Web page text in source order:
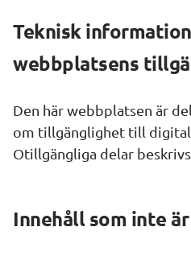
Teknisk
webbplatsens
Den här webbplatsen är
om tillgänglighet till
Otillgängliga delar beskrivs
Innehåll som inte